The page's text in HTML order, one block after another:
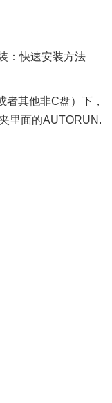
：快速安装方法
其他非C盘）下，
里面的AUTORUN.